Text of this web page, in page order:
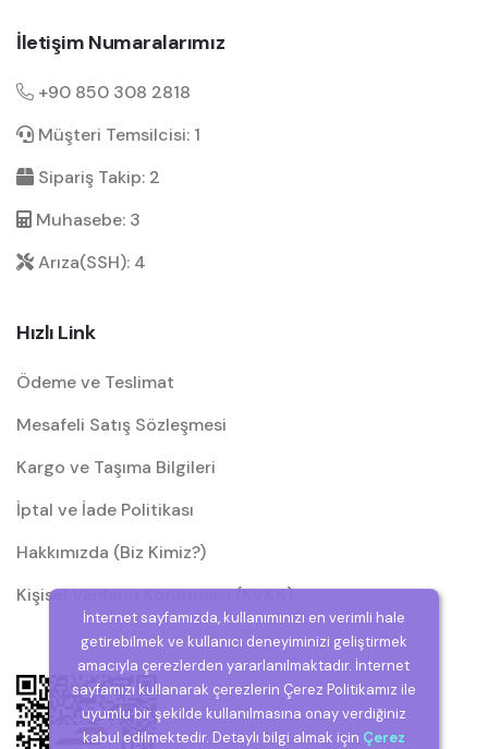
İletişim Numaralarımız
+90 850 308 2818
Müşteri Temsilcisi: 1
Sipariş Takip: 2
Muhasebe: 3
Arıza(SSH): 4
Hızlı Link
Ödeme ve Teslimat
Mesafeli Satış Sözleşmesi
Kargo ve Taşıma Bilgileri
İptal ve İade Politikası
Hakkımızda (Biz Kimiz?)
Kişisel Verilerin Korunması (KVKK)
İnternet sayfamızda, kullanımınızı en verimli hale
getirebilmek ve kullanıcı deneyiminizi geliştirmek
amacıyla çerezlerden yararlanılmaktadır. İnternet
sayfamızı kullanarak çerezlerin Çerez Politikamız ile
uyumlu bir şekilde kullanılmasına onay verdiğiniz
kabul edilmektedir. Detaylı bilgi almak için Çerez